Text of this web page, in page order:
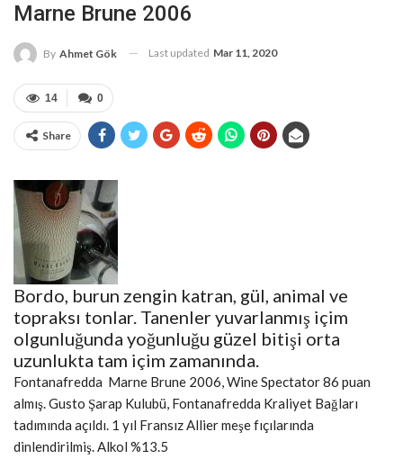
Marne Brune 2006
By Ahmet Gök Last updated Mar 11, 2020
0
14
Share
Bordo, burun zengin katran, gül, animal ve
topraksı tonlar. Tanenler yuvarlanmış içim
olgunluğunda yoğunluğu güzel bitişi orta
uzunlukta tam içim zamanında.
Fontanafredda Marne Brune 2006, Wine Spectator 86 puan
almış. Gusto Şarap Kulubü, Fontanafredda Kraliyet Bağları
tadımında açıldı. 1 yıl Fransız Allier meşe fıçılarında
dinlendirilmiş. Alkol %13.5